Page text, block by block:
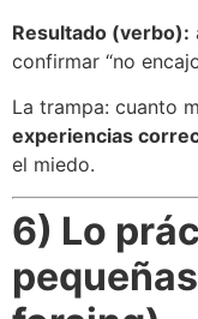
Resultado (verbo):
confirmar “no
La trampa: cuanto
experiencias
el miedo.
6) Lo